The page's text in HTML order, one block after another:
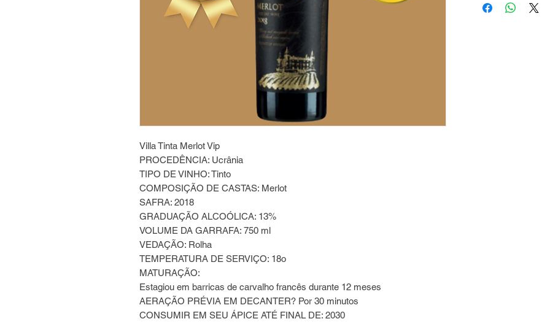
Villa Tinta Merlot Vip
PROCEDÊNCIA: Ucrânia
TIPO DE VINHO: Tinto
COMPOSIÇÃO DE CASTAS: Merlot
SAFRA: 2018
GRADUAÇÃO ALCOÓLICA: 13%
VOLUME DA GARRAFA: 750 ml
VEDAÇÃO: Rolha
TEMPERATURA DE SERVIÇO: 18o
MATURAÇÃO:
Estagiou em barricas de carvalho francês durante 12 meses
AERAÇÃO PRÉVIA EM DECANTER? Por 30 minutos
CONSUMIR EM SEU ÁPICE ATÉ FINAL DE: 2030